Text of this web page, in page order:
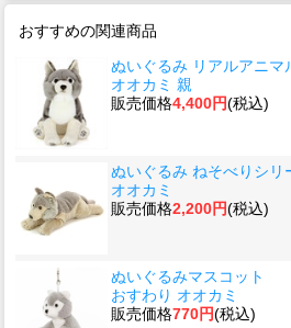
おすすめの関連商品
ぬいぐるみ リアルアニマ
オオカミ 親
販売価格4,400円(税込)
ぬいぐるみ ねそべりシリ
オオカミ
販売価格2,200円(税込)
ぬいぐるみマスコット
おすわり オオカミ
販売価格770円(税込)